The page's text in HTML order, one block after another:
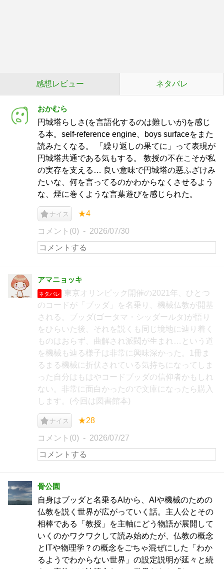
感想レビュー ネタバレ
おかむら
円城塔らしさ(を言語化するのは難しいが)を感じ
る本。self-reference engine、boys surfaceをまた
読みたくなる。 「繰り返しの果てに」って表現が
円城塔共通である気もする。 教授の不在こそが私
の実存を支える… 良い意味で円城塔の悪ふざけみ
たいな、何を言ってるのかわからなくさせるよう
な、煙に巻くような言葉遊びを感じられた。
ナイス ★4
コメント(0) 2026/07/30
アマニョッキ
ネタバレ
東京オリンピック開催の2021年、ひとつ
のコードが「ブッダ」を名乗り、機械仏教が開基
される。ブッダ(ゴータマ・シッダールタ)が悟り
をひらいた後、それを説くも同じ境地に辿り着く
ものはおらず、曲解され派閥が生まれ…という道
を機械も辿る様子は非常に興味深かった。1冊ま
るまる機械に折伏されている気持ちになってしま
った自分はもはやコードブッダの信仰者かもしれ
ない。非常に面白かったので文庫になったら購入
します。(今回は図書館本)
ナイス ★28
コメント(0) 2026/07/27
骨公園
自身はブッダと名乗るAIから、AIや機械のための
仏教を説く世界が広がっていく話。主人公とその
相棒である「教授」を主軸にどう物語が展開して
いくのかワクワクして読み始めたが、仏教の概念
とITや物理学？の概念をごちゃ混ぜにした「わか
るようでわからない世界」の設定説明が延々と続